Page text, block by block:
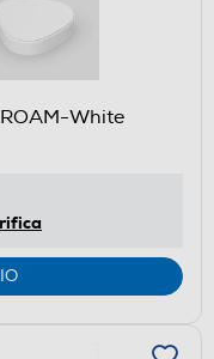
ROAM-White